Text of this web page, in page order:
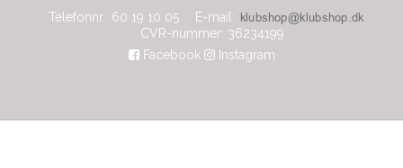
Telefonnr.: 60 19 10 05 E-mail:
CVR-nummer: 36234199
Facebook
Instagram